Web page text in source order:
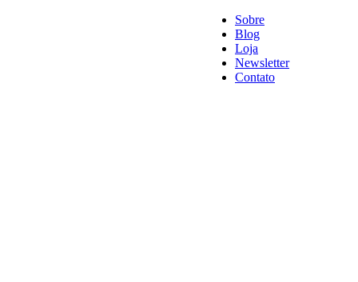
Sobre
Blog
Loja
Newsletter
Contato